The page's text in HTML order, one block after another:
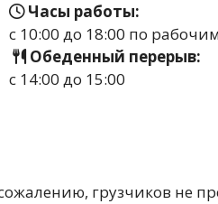
Часы работы:
с 10:00 до 18:00 по
Обеденный перерыв:
с 14:00 до 15:00
грузчиков не